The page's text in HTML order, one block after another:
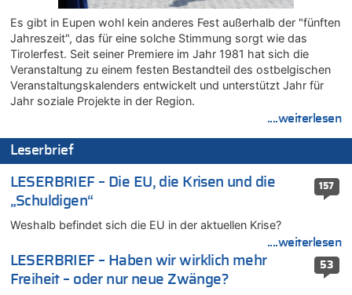
05.08.2026 - 17:00 von Chips zu
Wasserstand des Rheins in NRW so niedrig wie noch nie
05.08.2026 - 17:00 von Dax zu
Wie kam es zur Ceuta-Krise?
05.08.2026 - 16:51 von Chips zu
Es gibt mmer mehr Fälle von Fahrerflucht in Belgien –
Fußgänger und Radfahrer sind die häufigsten Opfer
05.08.2026 - 16:47 von Hugo Egon Bernhard von Sinnen zu
05.08.2026 - 16:44 von JoKrings zu
Zweite Hitzewelle in diesem Sommer ist jetzt amtlich
05.08.2026 - 16:14 von Patrick zu
Viktor Orban warnt Belgien kurz vor dem EU-Gipfel vor einem
05.08.2026 - 16:08 von Politiker zu
Warum die Waldbrände in Frankreich und Spanien Rekorde
Es gibt in Eupen wohl kein anderes Fest außerhalb der "fünften
Jahreszeit", das für eine solche Stimmung sorgt wie das
Tirolerfest. Seit seiner Premiere im Jahr 1981 hat sich die
Veranstaltung zu einem festen Bestandteil des ostbelgischen
Veranstaltungskalenders entwickelt und unterstützt Jahr für
Jahr soziale Projekte in der Region.
....weiterlesen
Leserbrief
157
LESERBRIEF – Die EU, die Krisen und die
„Schuldigen“
Weshalb befindet sich die EU in der aktuellen Krise?
....weiterlesen
53
LESERBRIEF – Haben wir wirklich mehr
Freiheit – oder nur neue Zwänge?